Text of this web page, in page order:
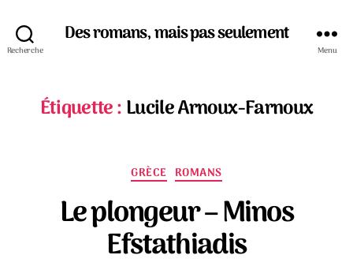
Recherche
Des romans, mais pas seulement
Menu
Étiquette :Lucile Arnoux-Farnoux
Catégories
GRÈCE ROMANS
Le plongeur – Minos
Efstathiadis